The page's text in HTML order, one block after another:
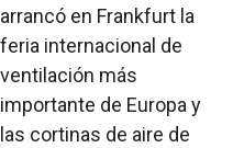
arrancó en Frankfurt la
feria internacional de
ventilación más
importante de Europa y
las cortinas de aire de